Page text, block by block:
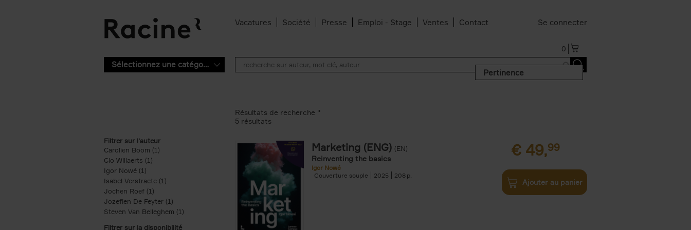
Vacatures Société Presse Emploi - Stage Ventes Contact Se connecter
0
Sélectionnez une catégorie
Pertinence
Filtrer sur l'auteur
Carolien Boom (1)
Clo Willaerts (1)
Igor Nowé (1)
Isabel Verstraete (1) Apply Isabel Verstraete filter
Jochen Roef (1)
Jozefien De Feyter (1) Apply Jozefien De Feyter filter
Steven Van Belleghem (1) Apply Steven Van Belleghem filter
Filtrer sur la disponibilité
Résultats de recherche ''
5 résultats
Marketing (ENG) (EN)
Reinventing the basics
Igor Nowé
Couverture souple
2025 208
€ 49,99
Ajouter au panier